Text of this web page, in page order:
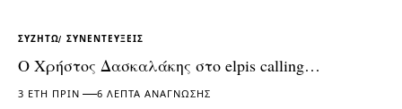
ΣΥΖΗΤΏ ΣΥΝΕΝΤΕΎΞΕΙΣ
Ο Χρήστος Δασκαλάκης στο elpis calling…
3 ΈΤΗ ΠΡΙΝ 6 ΛΕΠΤΆ ΑΝΆΓΝΩΣΗΣ